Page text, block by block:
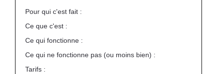
Pour qui c'est fait :
Ce que c'est :
Ce qui fonctionne :
Ce qui ne fonctionne pas (ou moins bien) :
Tarifs :